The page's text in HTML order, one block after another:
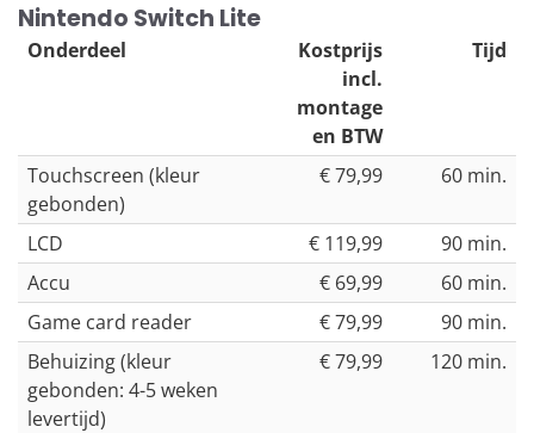
Nintendo Switch Lite
Onderdeel
Kostprijs
incl.
montage
en BTW
Tijd
Touchscreen (kleur
gebonden)
€ 79,99 60 min.
LCD € 119,99
90 min.
Accu
€ 69,99
60 min.
Game card reader
€ 79,99
90 min.
Behuizing (kleur
gebonden: 4-5 weken
levertijd)
€ 79,99 120 min.